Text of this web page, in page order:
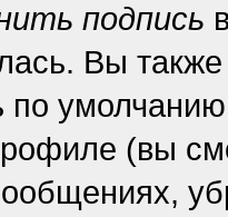
подпись
Вы
по
(вы